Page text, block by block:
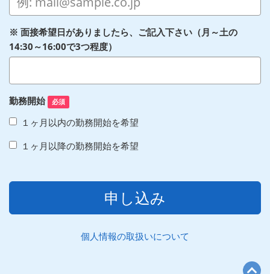
※ 面接希望日がありましたら、ご記入下さい（月～土の
14:30～16:00で3つ程度）
勤務開始 必須
１ヶ月以内の勤務開始を希望
１ヶ月以降の勤務開始を希望
申し込み
個人情報の取扱いについて